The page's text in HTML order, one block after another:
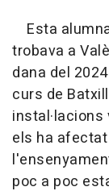
Esta
trobava a
dana del
curs de
els ha
poc a poc